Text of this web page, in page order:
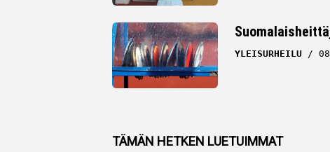
YLEISURHEILU
TÄMÄN HETKEN LUETUIMMAT